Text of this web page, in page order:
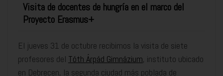
Visita de docentes de hungría en el marco del
Proyecto Erasmus+
El jueves 31 de octubre recibimos la visita de siete
profesores del Tóth Árpád Gimnázium, instituto ubicado
en Debrecen, la segunda ciudad más poblada de